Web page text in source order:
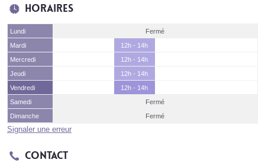
Horaires
Lundi
Fermé
Mardi
12h - 14h
Mercredi
12h - 14h
Jeudi
12h - 14h
Vendredi
12h - 14h
Samedi
Fermé
Dimanche
Fermé
Signaler une erreur
Contact